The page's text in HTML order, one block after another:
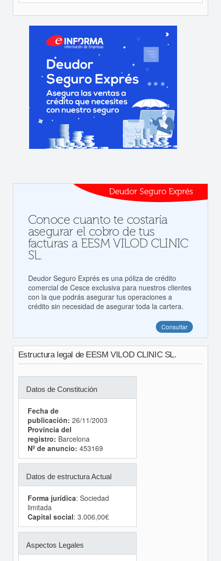
Deudor Seguro Exprés
Conoce cuanto te costaría
asegurar el cobro de tus
facturas a EESM VILOD CLINIC
SL.
Deudor Seguro Exprés es una póliza de crédito
comercial de Cesce exclusiva para nuestros clientes
con la que podrás asegurar tus operaciones a
crédito sin necesidad de asegurar toda la cartera.
Consultar
Estructura legal de EESM VILOD CLINIC SL.
Datos de Constitución
Fecha de
publicación: 26/11/2003
Provincia del
registro: Barcelona
Nº de anuncio: 453169
Datos de estructura Actual
Forma jurídica: Sociedad
limitada
Capital social: 3.006,00€
Aspectos Legales